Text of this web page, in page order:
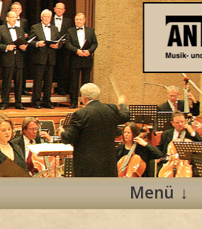
Anton Verlag
Musik- und Chorverlag
Menü